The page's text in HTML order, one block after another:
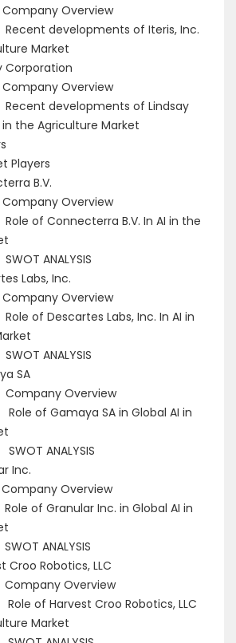
Overview
developments of Iteris, Inc.
Market
Overview
developments of Lindsay
the Agriculture Market
Players
B.V.
Overview
Connecterra B.V. In AI in the
ANALYSIS
Labs, Inc.
Overview
Descartes Labs, Inc. In AI in
ANALYSIS
SA
Overview
Gamaya SA in Global AI in
ANALYSIS
Inc.
Overview
Granular Inc. in Global AI in
ANALYSIS
Robotics, LLC
Overview
Harvest Croo Robotics, LLC
Market